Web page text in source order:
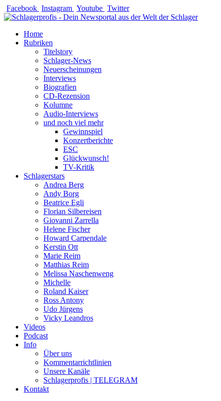
Zum
Inhalt
Facebook Instagram Youtube Twitter
Home
Rubriken
Titelstory
Schlager-News
Neuerscheinungen
Interviews
Biografien
CD-Rezension
Kolumne
Audio-Interviews
und noch viel mehr
Gewinnspiel
Konzertberichte
ESC
Glückwunsch!
TV-Kritik
Schlagerstars
Andrea Berg
Andy Borg
Beatrice Egli
Florian Silbereisen
Giovanni Zarrella
Helene Fischer
Howard Carpendale
Kerstin Ott
Marie Reim
Matthias Reim
Melissa Naschenweng
Michelle
Roland Kaiser
Ross Antony
Udo Jürgens
Vicky Leandros
Videos
Podcast
Info
Über uns
Kommentarrichtlinien
Unsere Kanäle
Schlagerprofis | TELEGRAM
Kontakt